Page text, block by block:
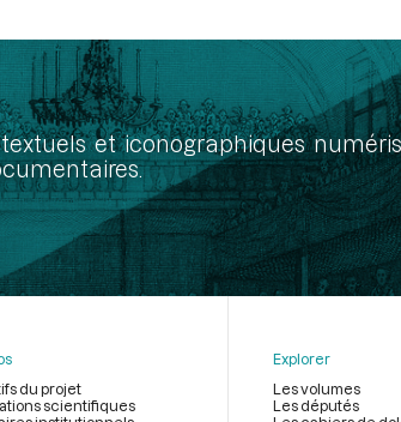
et iconographiques
du projet
scientifiques
Explorer
Les volumes
Les députés